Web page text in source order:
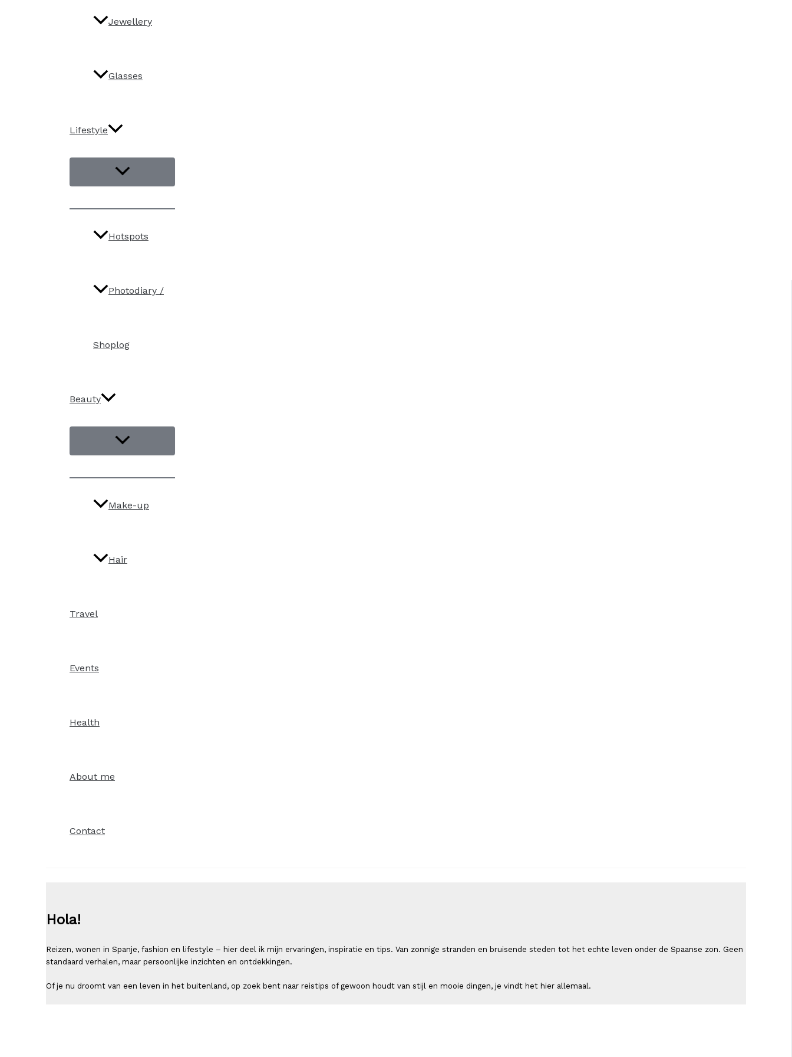
Jewellery
Glasses
Lifestyle
Hotspots
Photodiary /
Shoplog
Beauty
Make-up
Hair
Travel
Events
Health
About me
Contact
Hola!
Reizen, wonen in Spanje, fashion en lifestyle – hier deel ik mijn ervaringen, inspiratie en tips. Van zonnige stranden en bruisende steden tot het echte leven onder de Spaanse zon. Geen
standaard verhalen, maar persoonlijke inzichten en ontdekkingen.
Of je nu droomt van een leven in het buitenland, op zoek bent naar reistips of gewoon houdt van stijl en mooie dingen, je vindt het hier allemaal.